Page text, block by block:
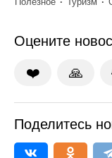
Оцените
❤️ 🙏
Поделитесь